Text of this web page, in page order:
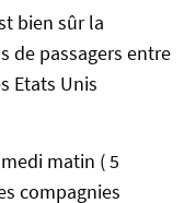
bien sûr la
de passagers entre
Etats Unis
matin ( 5
compagnies